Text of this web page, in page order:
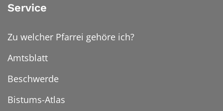
Service
Zu welcher Pfarrei gehöre ich?
Amtsblatt
Beschwerde
Bistums-Atlas